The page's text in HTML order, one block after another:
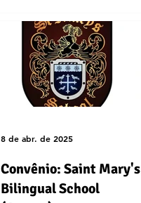
Convênio: Saint Mary's
Bilingual School
8 de abr. de 2025